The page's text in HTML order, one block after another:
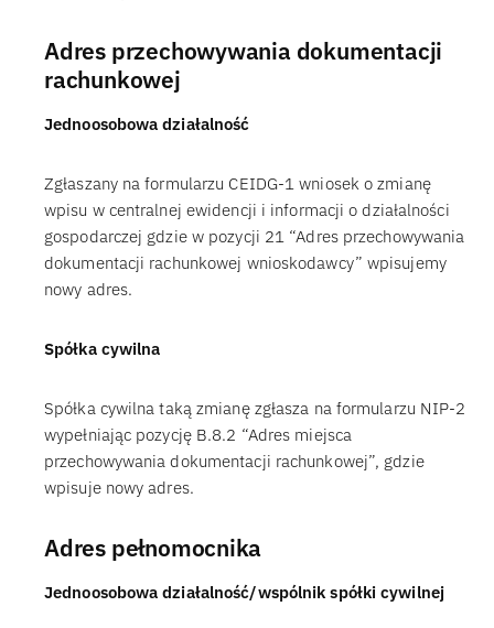
Adres przechowywania dokumentacji
rachunkowej
Jednoosobowa działalność
Zgłaszany na formularzu CEIDG-1 wniosek o zmianę
wpisu w centralnej ewidencji i informacji o działalności
gospodarczej gdzie w pozycji 21 “Adres przechowywania
dokumentacji rachunkowej wnioskodawcy” wpisujemy
nowy adres.
Spółka cywilna
Spółka cywilna taką zmianę zgłasza na formularzu NIP-2
wypełniając pozycję B.8.2 “Adres miejsca
przechowywania dokumentacji rachunkowej”, gdzie
wpisuje nowy adres.
Adres pełnomocnika
Jednoosobowa działalność/wspólnik spółki cywilnej